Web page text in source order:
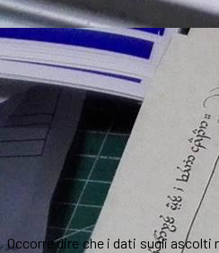
Occorre dire che i dati sugli